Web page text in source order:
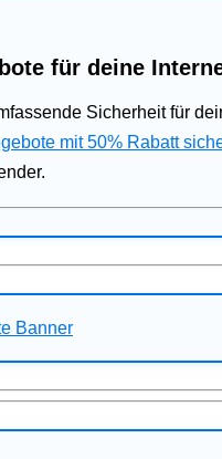
für deine
Sicherheit für
mit 50% Rabatt